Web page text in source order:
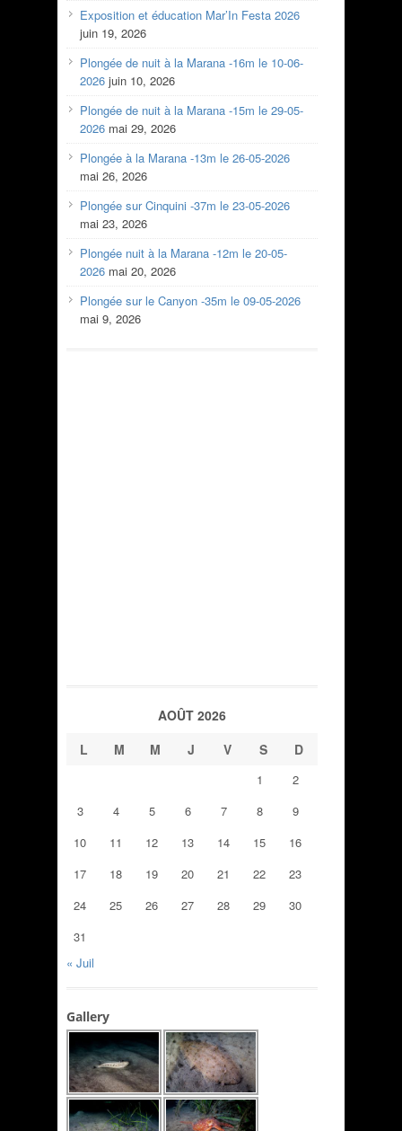
Exposition et éducation Mar’In Festa 2026
juin 19, 2026
Plongée de nuit à la Marana -16m le 10-06-
2026 juin 10, 2026
Plongée de nuit à la Marana -15m le 29-05-
2026 mai 29, 2026
Plongée à la Marana -13m le 26-05-2026
mai 26, 2026
Plongée sur Cinquini -37m le 23-05-2026
mai 23, 2026
Plongée nuit à la Marana -12m le 20-05-
2026 mai 20, 2026
Plongée sur le Canyon -35m le 09-05-2026
mai 9, 2026
AOÛT 2026
L
M M J V S D
1
2
3
4 5 6 7 8
9
10
11 12 13 14 15
16
17
18 19 20 21 22
23
24
25 26 27 28 29
30
31
« Juil
Gallery